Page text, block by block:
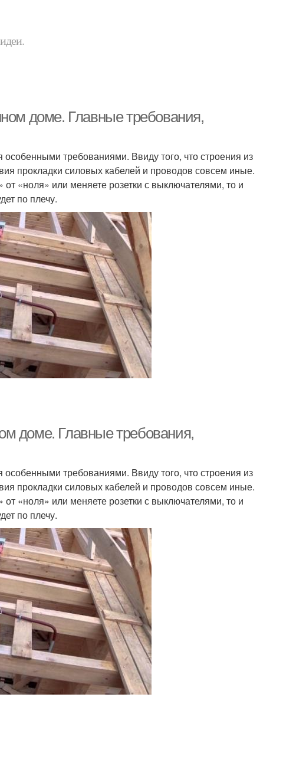
доме. Главные требования,
требованиями. Ввиду того, что строения из
прокладки силовых кабелей и проводов совсем иные.
«ноля» или меняете розетки с выключателями, то и
по плечу.
доме. Главные требования,
требованиями. Ввиду того, что строения из
прокладки силовых кабелей и проводов совсем иные.
«ноля» или меняете розетки с выключателями, то и
по плечу.